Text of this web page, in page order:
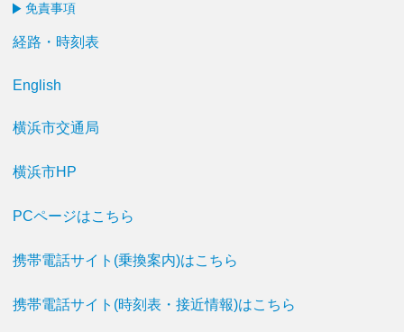
免責事項
経路・時刻表
English
横浜市交通局
横浜市HP
PCページはこちら
携帯電話サイト(乗換案内)はこちら
携帯電話サイト(時刻表・接近情報)はこちら